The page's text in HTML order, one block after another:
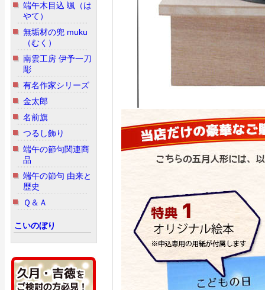
端午木目込 颯（は
やて）
無垢材の兜 muku
（むく）
南雲工房 伊予一刀
彫
有名作家シリーズ
金太郎
名前旗
つるし飾り
端午の節句関連商
品
端午の節句 由来と
歴史
Ｑ＆Ａ
こいのぼり